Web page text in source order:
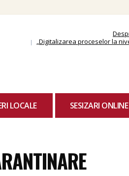
„Digitalizarea proceselor la
LOCALE SESIZARI ONLINE